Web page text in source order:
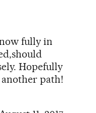
fully in
Hopefully
path!